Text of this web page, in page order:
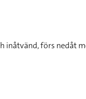
inåtvänd, förs nedåt